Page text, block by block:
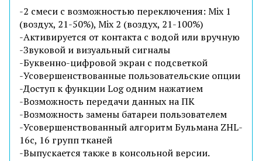
-2 смеси с возможностью переключения: Mix 1
(воздух, 21-50%), Mix 2 (воздух, 21-100%)
-Активируется от контакта с водой или вручную
-Звуковой и визуальный сигналы
-Буквенно-цифровой экран с подсветкой
-Усовершенствованные пользовательские опции
-Доступ к функции Log одним нажатием
-Возможность передачи данных на ПК
-Возможность замены батареи пользователем
-Усовершенствованный алгоритм Бульмана ZHL-
16c, 16 групп тканей
-Выпускается также в консольной версии.